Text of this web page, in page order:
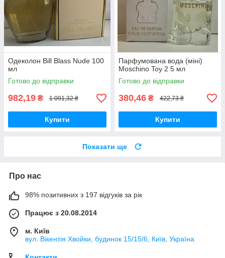
Одеколон Bill Blass Nude 100
мл
Готово до відправки
982,19 ₴ 1 091,32 ₴
Купити
Парфумована вода (міні)
Moschino Toy 2 5 мл
Готово до відправки
380,46 ₴ 422,73 ₴
Купити
Показати ще
Про нас
98% позитивних з 197 відгуків за рік
Працює з 20.08.2014
м. Київ
вул. Вікентія Хвойки, будинок 15/15/6, Київ, Україна